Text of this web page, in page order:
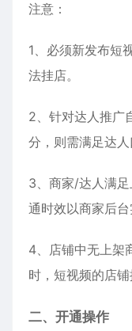
注意：
1、必须新发布短
法挂店。
2、针对达人推广
分，则需满足达人
3、商家/达人满
通时效以商家后台
4、店铺中无上架
时，短视频的店铺
二、开通操作